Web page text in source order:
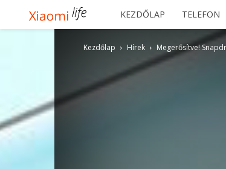
Xiaomilife
KEZDŐLAP TELEFON
Kezdőlap Hírek Megerősítve!